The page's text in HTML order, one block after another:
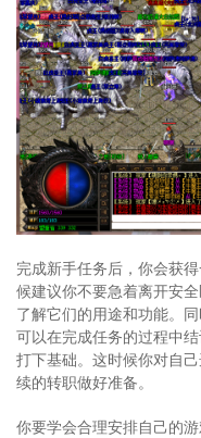
完成新手任务后，你会获
候建议你不要急着离开安
了解它们的用途和功能。
可以在完成任务的过程中
打下基础。这时候你对自
续的转职做好准备。
你要学会合理安排自己的